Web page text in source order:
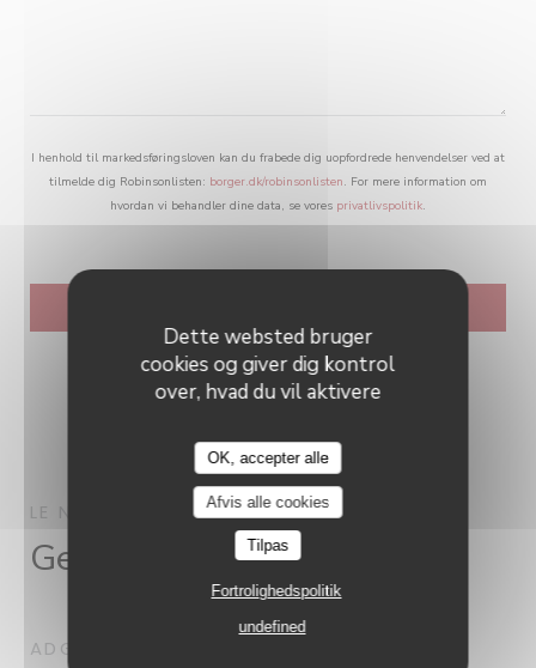
Dette websted bruger
cookies og giver dig kontrol
over, hvad du vil aktivere
OK, accepter alle
Afvis alle cookies
Tilpas
Fortrolighedspolitik
undefined
I henhold til markedsføringsloven kan du frabede dig uopfordrede henvendelser ved at
tilmelde dig Robinsonlisten: borger.dk/robinsonlisten. For mere information om
hvordan vi behandler dine data, se vores privatlivspolitik.
LE NEPTUNE COLLIOURE
Generel information
ADGANG
Le Neptune